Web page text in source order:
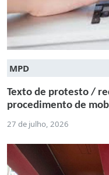
MPD
Texto de protesto /
procedimento de
27 de julho, 2026